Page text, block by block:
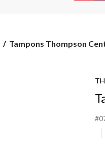
Tampons
Tampons Thompson